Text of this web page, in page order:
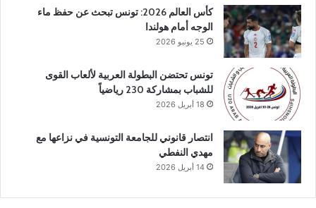
كأس العالم 2026: تونس تبحث عن حفظ ماء
الوجه أمام هولندا
25 يونيو 2026
تونس تحتضن البطولة العربية لألعاب القوى
للشباب بمشاركة 230 رياضياً
18 أبريل 2026
انتصار قانوني للجامعة التونسية في نزاعها مع
مهدي النفطي
14 أبريل 2026